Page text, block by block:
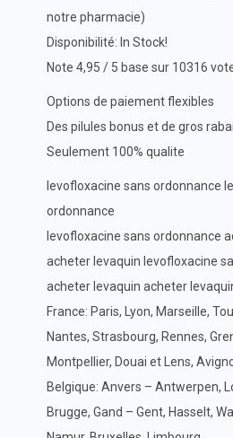
notre pharmacie)
Disponibilité: In Stock!
Note 4,95 / 5 base sur 10316
Options de paiement flexibles
Des pilules bonus et de gros
Seulement 100% qualite
levofloxacine sans ordonnance
ordonnance
levofloxacine sans ordonnance
acheter levaquin levofloxacine
acheter levaquin acheter
France: Paris, Lyon, Marseille,
Nantes, Strasbourg, Rennes,
Montpellier, Douai et Lens,
Belgique: Anvers – Antwerpen,
Brugge, Gand – Gent, Hasselt,